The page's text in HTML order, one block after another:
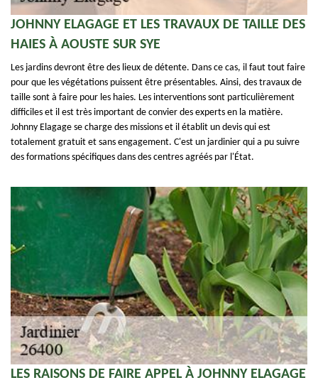
JOHNNY ELAGAGE ET LES TRAVAUX DE TAILLE DES
HAIES À AOUSTE SUR SYE
Les jardins devront être des lieux de détente. Dans ce cas, il faut tout faire
pour que les végétations puissent être présentables. Ainsi, des travaux de
taille sont à faire pour les haies. Les interventions sont particulièrement
difficiles et il est très important de convier des experts en la matière.
Johnny Elagage se charge des missions et il établit un devis qui est
totalement gratuit et sans engagement. C'est un jardinier qui a pu suivre
des formations spécifiques dans des centres agréés par l'État.
LES RAISONS DE FAIRE APPEL À JOHNNY ELAGAGE